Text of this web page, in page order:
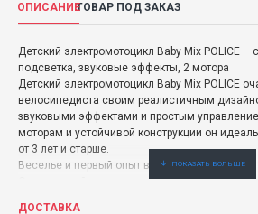
ОПИСАНИЕТОВАР ПОД ЗАКАЗ
Детский электромотоцикл Baby Mix POLICE –
подсветка, звуковые эффекты, 2 мотора
Детский электромотоцикл Baby Mix POLICE
велосипедиста своим реалистичным
звуковыми эффектами и простым
моторам и устойчивой конструкции он
от 3 лет и старше.
Веселье и первый опыт вождения
Этот детский электромотоцикл в
ДОСТАВКА